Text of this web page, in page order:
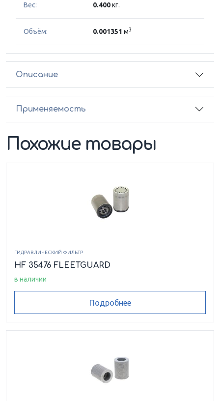
Вес: 0.400кг.
Объём: 0.001351 м3
Описание
Применяемость
Похожие товары
ГИДРАВЛИЧЕСКИЙ ФИЛЬТР
HF 35476 FLEETGUARD
в наличии
Подробнее